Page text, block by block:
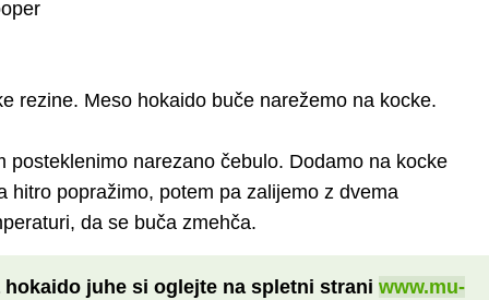
rezine. Meso hokaido buče narežemo na kocke.
posteklenimo narezano čebulo. Dodamo na kocke
hitro popražimo, potem pa zalijemo z dvema
da se buča zmehča.
juhe si oglejte na spletni strani www.mu-